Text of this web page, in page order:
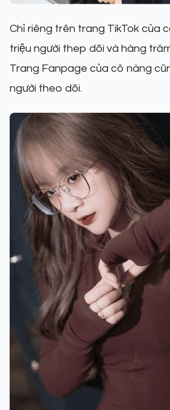
Chỉ riêng trên trang TikTok của
triệu người thep dõi và hàng
Trang Fanpage của cô nàng
người theo dõi.